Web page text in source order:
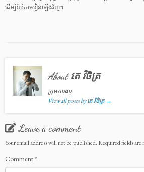
ដើម្បីរំលឹកមេរៀនឡើងវិញ។
About តេ វិចិត្រ
ក្រុមការងារ
View all posts by តេ វិចិត្រ →
Leave a comment
Your email address will not be published. Required fields are
Comment*